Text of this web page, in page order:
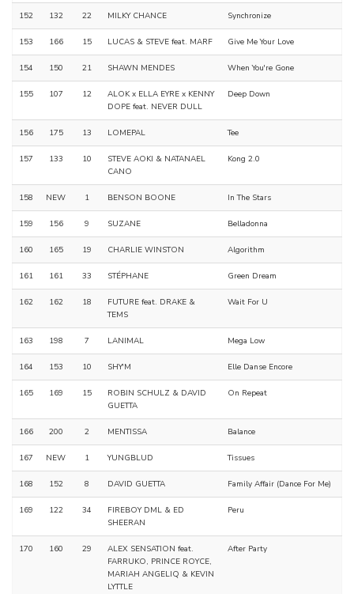
152 132 22 MILKY CHANCE Synchronize
153 166 15 LUCAS & STEVE feat. MARF Give Me Your Love
154 150 21 SHAWN MENDES When You're Gone
155 107 12
ALOK x ELLA EYRE x KENNY
DOPE feat. NEVER DULL
Deep Down
156 175 13 LOMEPAL Tee
157 133 10
STEVE AOKI & NATANAEL
CANO
Kong 2.0
158 NEW 1 BENSON BOONE In The Stars
159 156 9 SUZANE Belladonna
160 165 19 CHARLIE WINSTON Algorithm
161 161 33 STÉPHANE Green Dream
162 162 18
FUTURE feat. DRAKE &
TEMS
Wait For U
163 198 7 LANIMAL Mega Low
164 153 10 SHY'M Elle Danse Encore
165 169 15
ROBIN SCHULZ & DAVID
GUETTA
On Repeat
166 200 2 MENTISSA Balance
167 NEW 1 YUNGBLUD Tissues
168 152 8 DAVID GUETTA Family Affair (Dance For Me)
169 122 34
FIREBOY DML & ED
SHEERAN
Peru
170 160 29
ALEX SENSATION feat.
FARRUKO, PRINCE ROYCE,
MARIAH ANGELIQ & KEVIN
LYTTLE
After Party